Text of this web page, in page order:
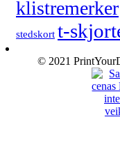
klistremerker
stedskort t-
© 2021